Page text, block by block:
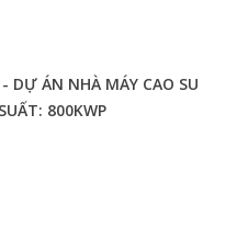
DỰ ÁN NHÀ MÁY CAO SU
800KWP